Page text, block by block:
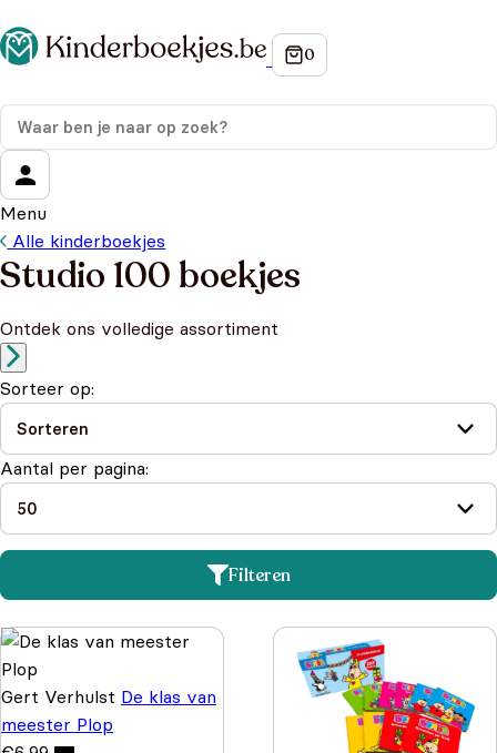
Menu
Alle kinderboekjes
Studio 100 boekjes
Ontdek ons volledige assortiment
Sorteer op:
Aantal per pagina:
Filteren
Gert Verhulst De klas van
meester Plop